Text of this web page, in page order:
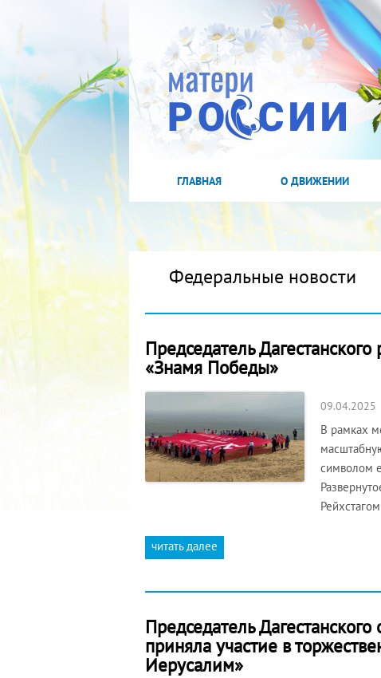
ГЛАВНАЯ О ДВИЖЕНИИ
Федеральные новости
Председатель
«Знамя Победы»
09.04.2025
В рамках
символом
читать далее
Председатель
приняла участие в
Иерусалим»